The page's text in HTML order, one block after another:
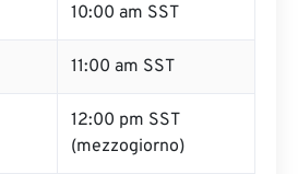
10:00 am SST
11:00 am SST
12:00 pm SST
(mezzogiorno)